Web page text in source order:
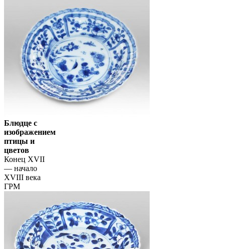
Блюдце с
изображением
птицы и
цветов
Конец XVII
— начало
XVIII века
ГРМ